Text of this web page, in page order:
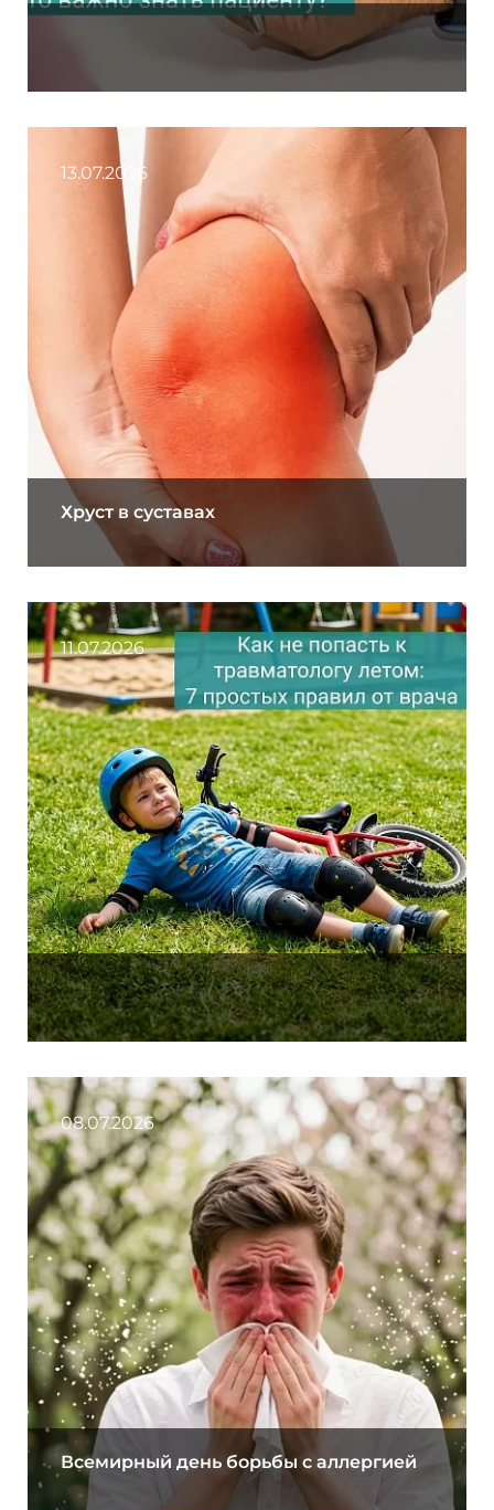
13.07.2026
Хруст в суставах
11.07.2026
08.07.2026
Всемирный день борьбы с аллергией